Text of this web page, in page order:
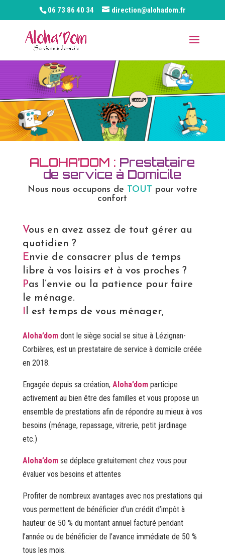
06 73 86 40 34 direction@alohadom.fr
ALOHA’DOM : Prestataire
de service à Domicile
Nous nous occupons de TOUT pour votre
confort
Vous en avez assez de tout gérer au
quotidien ?
Envie de consacrer plus de temps
libre à vos loisirs et à vos proches ?
Pas l’envie ou la patience pour faire
le ménage.
I l est temps de vous ménager,
Aloha’domdont le siège social se situe à Lézignan-
Corbières, est un prestataire de service à domicile créée
en 2018.
Engagée depuis sa création, Aloha’domparticipe
activement au bien être des familles et vous propose un
ensemble de prestations afin de répondre au mieux à vos
besoins (ménage, repassage, vitrerie, petit jardinage
etc.)
Aloha’domse déplace gratuitement chez vous pour
évaluer vos besoins et attentes
Profiter de nombreux avantages avec nos prestations qui
vous permettent de bénéficier d’un crédit d’impôt à
hauteur de 50 % du montant annuel facturé pendant
l’année ou de bénéficier de l’avance immédiate de 50 %
tous les mois.